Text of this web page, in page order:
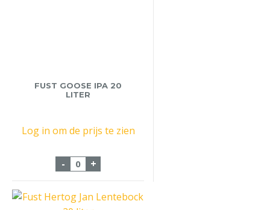
FUST GOOSE IPA 20
LITER
Log in om de prijs te zien
- Fust Goose iPA 20 Liter aantal
+